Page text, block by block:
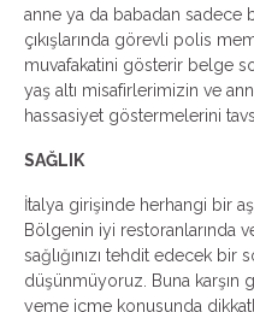
anne ya da babadan sadece
çıkışlarında görevli polis
muvafakatini gösterir belge
yaş altı misafirlerimizin ve
hassasiyet göstermelerini
SAĞLIK
İtalya girişinde herhangi bir
Bölgenin iyi restoranlarında
sağlığınızı tehdit edecek bir
düşünmüyoruz. Buna karşın
yeme içme konusunda